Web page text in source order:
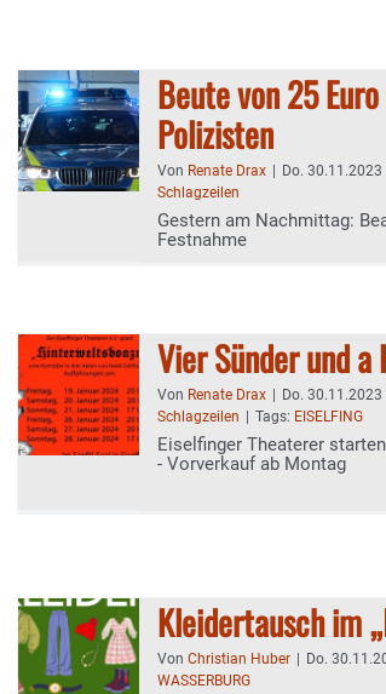
Beute von 25
Polizisten
Von Renate Drax Do. 30.11.2023
Schlagzeilen
Gestern am Nachmittag:
Festnahme
Vier Sünder und
Von Renate Drax Do. 30.11.2023
Schlagzeilen
Tags: EISELFING
Eiselfinger Theaterer
- Vorverkauf ab Montag
Kleidertausch im
Von Christian Huber Do.
WASSERBURG